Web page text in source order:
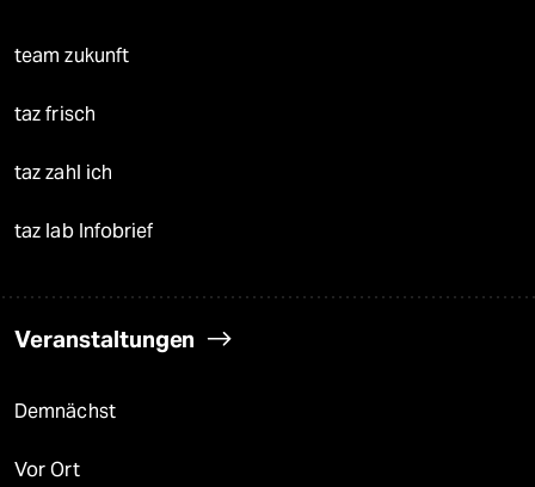
team zukunft
taz frisch
taz zahl ich
taz lab Infobrief
Veranstaltungen
Demnächst
Vor Ort